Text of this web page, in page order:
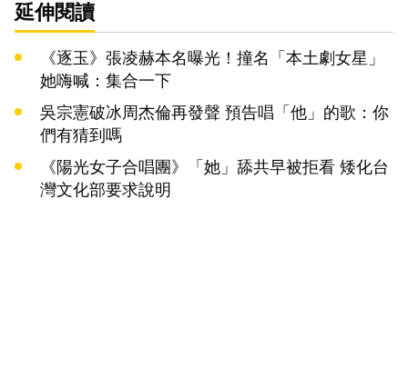
延伸閱讀
《逐玉》張凌赫本名曝光！撞名「本土劇女星」
她嗨喊：集合一下
吳宗憲破冰周杰倫再發聲 預告唱「他」的歌：你
們有猜到嗎
《陽光女子合唱團》「她」舔共早被拒看 矮化台
灣文化部要求說明